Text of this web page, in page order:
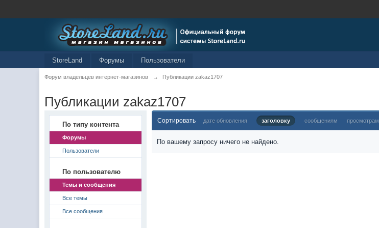
StoreLand Форумы Пользователи
Форум владельцев интернет-магазинов → Публикации zakaz1707
Публикации zakaz1707
По типу контента
Форумы
Пользователи
По пользователю
Темы и сообщения
Все темы
Все сообщения
Сортировать дате обновления заголовку сообщениям просмотрам
По вашему запросу ничего не найдено.